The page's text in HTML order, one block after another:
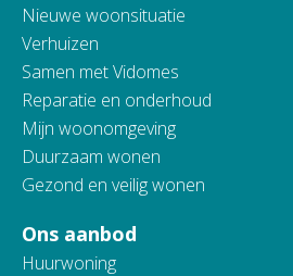
Nieuwe woonsituatie
Verhuizen
Samen met Vidomes
Reparatie en onderhoud
Mijn woonomgeving
Duurzaam wonen
Gezond en veilig wonen
Ons aanbod
Huurwoning